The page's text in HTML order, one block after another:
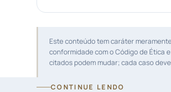
Este conteúdo tem caráter
conformidade com o Código de Ética
citados podem mudar; cada caso
CONTINUE LENDO